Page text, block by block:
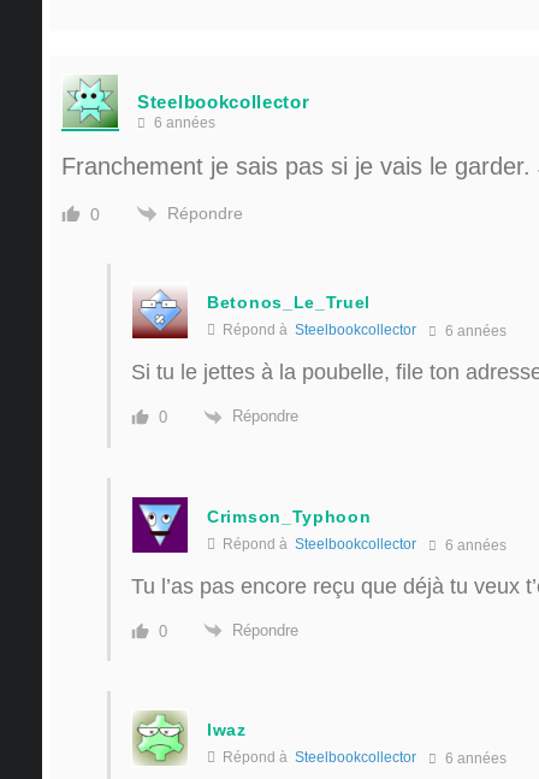
Steelbookcollector
6 années
Franchement je sais pas si je vais le garder.
0 Répondre
Betonos_Le_Truel
Répond à Steelbookcollector 6 années
Si tu le jettes à la poubelle, file ton
0 Répondre
Crimson_Typhoon
Répond à Steelbookcollector 6 années
Tu l’as pas encore reçu que déjà tu veux
0 Répondre
lwaz
Répond à Steelbookcollector 6 années